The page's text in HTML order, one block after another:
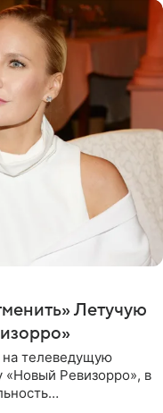
Летучую
на телеведущую
«Новый Ревизорро», в